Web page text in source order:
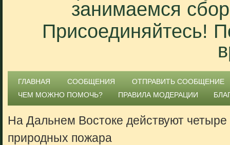
занимаемся
Присоединяйтесь!
ГЛАВНАЯ СООБЩЕНИЯ
ОТПРАВИТЬ СООБЩЕНИЕ
ЧЕМ МОЖНО ПОМОЧЬ?
ПРАВИЛА МОДЕРАЦИИ
На Дальнем Востоке действуют четыре
природных пожара